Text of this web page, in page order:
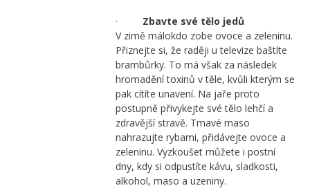
· Zbavte své tělo jedů
V zimě málokdo zobe ovoce a zeleninu.
Přiznejte si, že raději u televize baštíte
brambůrky. To má však za následek
hromadění toxinů v těle, kvůli kterým se
pak cítíte unavení. Na jaře proto
postupně přivykejte své tělo lehčí a
zdravější stravě. Tmavé maso
nahrazujte rybami, přidávejte ovoce a
zeleninu. Vyzkoušet můžete i postní
dny, kdy si odpustíte kávu, sladkosti,
alkohol, maso a uzeniny.